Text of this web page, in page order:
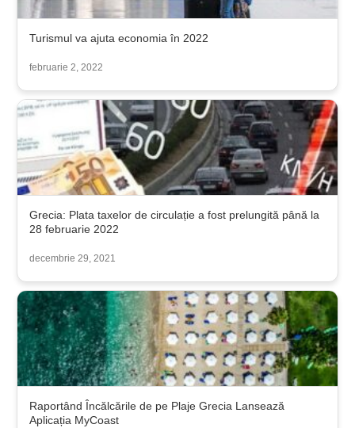
Turismul va ajuta economia în 2022
februarie 2, 2022
Grecia: Plata taxelor de circulație a fost prelungită până la
28 februarie 2022
decembrie 29, 2021
Raportând Încălcările de pe Plaje Grecia Lansează
Aplicația MyCoast